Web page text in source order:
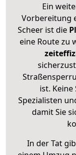
Ein
Vorbereitung
Scheer ist die
eine Route zu
ist.
Spezialisten
damit Sie
In der Tat